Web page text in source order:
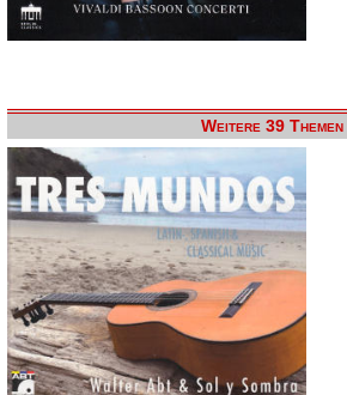
Weitere 39 Themen